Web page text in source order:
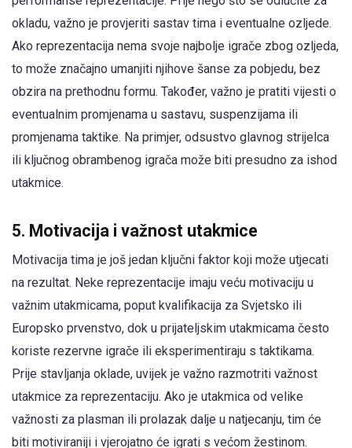
okladu, važno je provjeriti sastav tima i eventualne ozljede.
Ako reprezentacija nema svoje najbolje igrače zbog ozljeda,
to može značajno umanjiti njihove šanse za pobjedu, bez
obzira na prethodnu formu. Također, važno je pratiti vijesti o
eventualnim promjenama u sastavu, suspenzijama ili
promjenama taktike. Na primjer, odsustvo glavnog strijelca
ili ključnog obrambenog igrača može biti presudno za ishod
utakmice.
5. Motivacija i važnost utakmice
Motivacija tima je još jedan ključni faktor koji može utjecati
na rezultat. Neke reprezentacije imaju veću motivaciju u
važnim utakmicama, poput kvalifikacija za Svjetsko ili
Europsko prvenstvo, dok u prijateljskim utakmicama često
koriste rezervne igrače ili eksperimentiraju s taktikama.
Prije stavljanja oklade, uvijek je važno razmotriti važnost
utakmice za reprezentaciju. Ako je utakmica od velike
važnosti za plasman ili prolazak dalje u natjecanju, tim će
biti motiviraniji i vjerojatno će igrati s većom žestinom.